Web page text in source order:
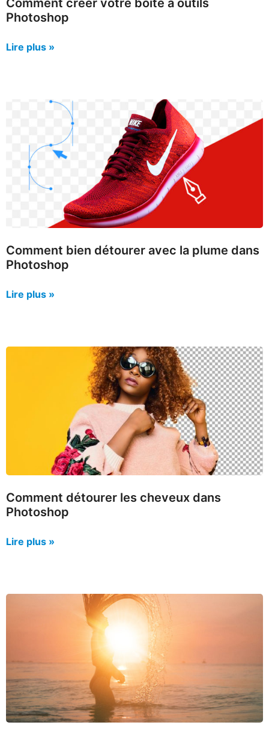
Comment créer votre boite à outils
Photoshop
Lire plus »
Comment bien détourer avec la plume dans
Photoshop
Lire plus »
Comment détourer les cheveux dans
Photoshop
Lire plus »